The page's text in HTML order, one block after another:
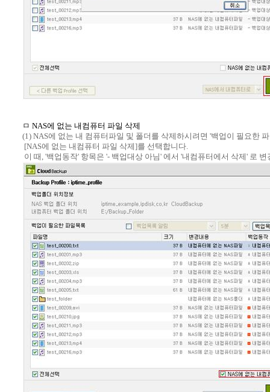
ㅁ NAS에 없는 내컴퓨터 파일 삭제
(1) NAS에 없는 내 컴퓨터파일 및 폴더를 삭제하시려면 '백업이 필요한
[NAS에 없는 내컴퓨터 파일 삭제]를 선택합니다.
이 때, '백업동작' 항목은 '- 백업대상 아님' 에서 '내컴퓨터에서 삭제' 로 변